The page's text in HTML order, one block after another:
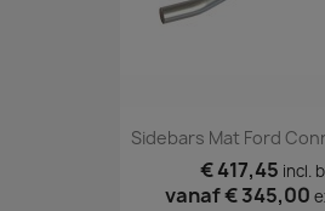
Sidebars Mat Ford
€ 417,45 incl.
vanaf€ 345,00